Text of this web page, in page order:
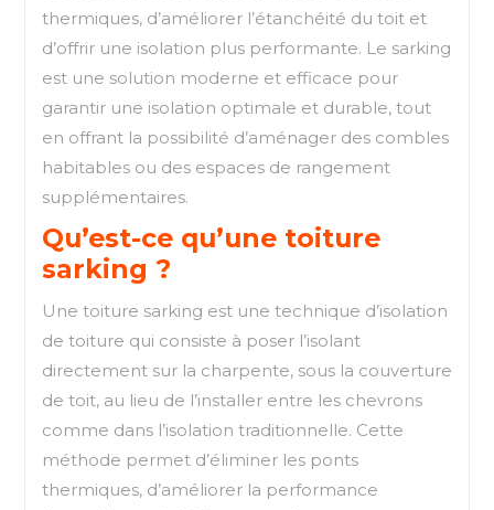
thermiques, d’améliorer l’étanchéité du toit et
d’offrir une isolation plus performante. Le sarking
est une solution moderne et efficace pour
garantir une isolation optimale et durable, tout
en offrant la possibilité d’aménager des combles
habitables ou des espaces de rangement
supplémentaires.
Qu’est-ce qu’une toiture
sarking ?
Une toiture sarking est une technique d’isolation
de toiture qui consiste à poser l’isolant
directement sur la charpente, sous la couverture
de toit, au lieu de l’installer entre les chevrons
comme dans l’isolation traditionnelle. Cette
méthode permet d’éliminer les ponts
thermiques, d’améliorer la performance